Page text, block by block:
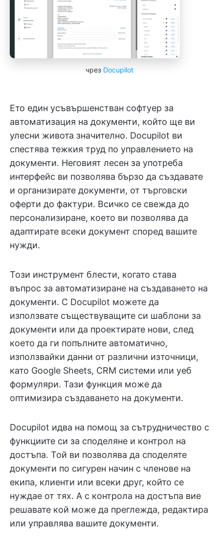
чрез Docupilot
Ето един усъвършенстван софтуер за
автоматизация на документи, който ще ви
улесни живота значително. Docupilot ви
спестява тежкия труд по управлението на
документи. Неговият лесен за употреба
интерфейс ви позволява бързо да създавате
и организирате документи, от търговски
оферти до фактури. Всичко се свежда до
персонализиране, което ви позволява да
адаптирате всеки документ според вашите
нужди.
Този инструмент блести, когато става
въпрос за автоматизиране на създаването на
документи. С Docupilot можете да
използвате съществуващите си шаблони за
документи или да проектирате нови, след
което да ги попълните автоматично,
използвайки данни от различни източници,
като Google Sheets, CRM системи или уеб
формуляри. Тази функция може да
оптимизира създаването на документи.
Docupilot идва на помощ за сътрудничество с
функциите си за споделяне и контрол на
достъпа. Той ви позволява да споделяте
документи по сигурен начин с членове на
екипа, клиенти или всеки друг, който се
нуждае от тях. А с контрола на достъпа вие
решавате кой може да преглежда, редактира
или управлява вашите документи.